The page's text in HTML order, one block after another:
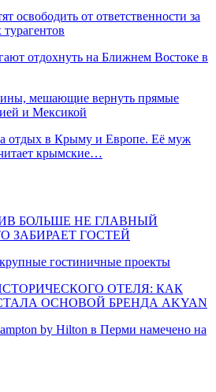
освободить от ответственности за
отдохнуть на Ближнем Востоке в
мешающие вернуть прямые
и Мексикой
отдых в Крыму и Европе. Её муж
крымские…
БОЛЬШЕ НЕ ГЛАВНЫЙ
ЗАБИРАЕТ ГОСТЕЙ
гостиничные проекты
ОТЕЛЯ: КАК
ОСНОВОЙ БРЕНДА AKYAN
by Hilton в Перми намечено на